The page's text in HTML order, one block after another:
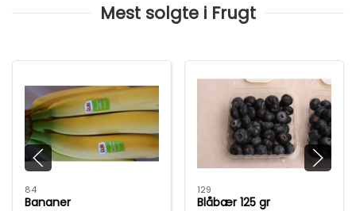
Mest solgte i Frugt
84
Bananer
129
Blåbær 125 gr